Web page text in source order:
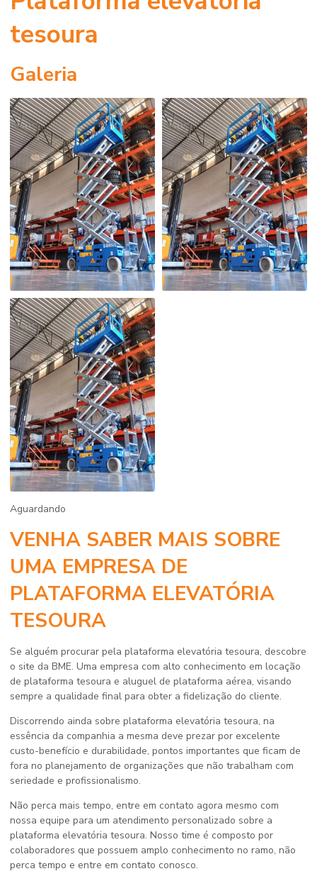
tesoura
Galeria
Aguardando
VENHA SABER MAIS SOBRE
UMA EMPRESA DE
PLATAFORMA ELEVATÓRIA
TESOURA
Se alguém procurar pela plataforma elevatória tesoura, descobre
o site da BME. Uma empresa com alto conhecimento em locação
de plataforma tesoura e aluguel de plataforma aérea, visando
sempre a qualidade final para obter a fidelização do cliente.
Discorrendo ainda sobre plataforma elevatória tesoura, na
essência da companhia a mesma deve prezar por excelente
custo-benefício e durabilidade, pontos importantes que ficam de
fora no planejamento de organizações que não trabalham com
seriedade e profissionalismo.
Não perca mais tempo, entre em contato agora mesmo com
nossa equipe para um atendimento personalizado sobre a
plataforma elevatória tesoura. Nosso time é composto por
colaboradores que possuem amplo conhecimento no ramo, não
perca tempo e entre em contato conosco.